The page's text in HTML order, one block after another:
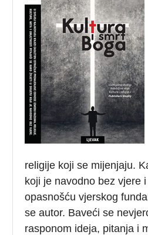
religije koji se mijenjaju.
koji je navodno bez vjere
opasnošću vjerskog
se autor. Baveći se
rasponom ideja, pitanja i